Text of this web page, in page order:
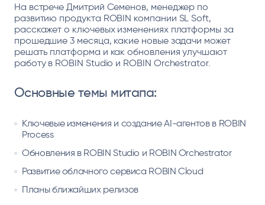
На встрече Дмитрий Семенов, менеджер по
развитию продукта ROBIN компании SL Soft,
расскажет о ключевых изменениях платформы за
прошедшие 3 месяца, какие новые задачи может
решать платформа и как обновления улучшают
работу в ROBIN Studio и ROBIN Orchestrator.
Основные темы митапа:
Ключевые изменения и создание AI-агентов в ROBIN
Process
Обновления в ROBIN Studio и ROBIN Orchestrator
Развитие облачного сервиса ROBIN Cloud
Планы ближайших релизов